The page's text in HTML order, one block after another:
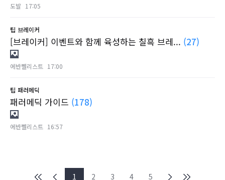
도발 17:05
팁 브레이커
[브레이커] 이벤트와 함께 육성하는 칠흑 브레... (27)
에반쩰리스트 17:00
팁 패러메딕
패러메딕 가이드 (178)
에반쩰리스트 16:57
1 2 3 4 5